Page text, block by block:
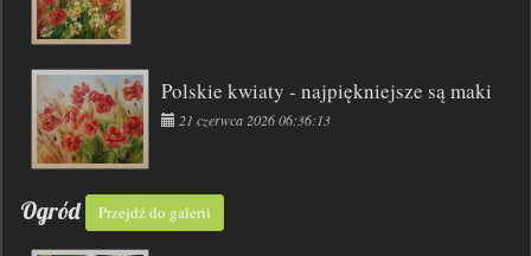
Polskie kwiaty - najpiękniejsze są maki
21 czerwca 2026 06:36:13
Ogród Przejdź do galerii